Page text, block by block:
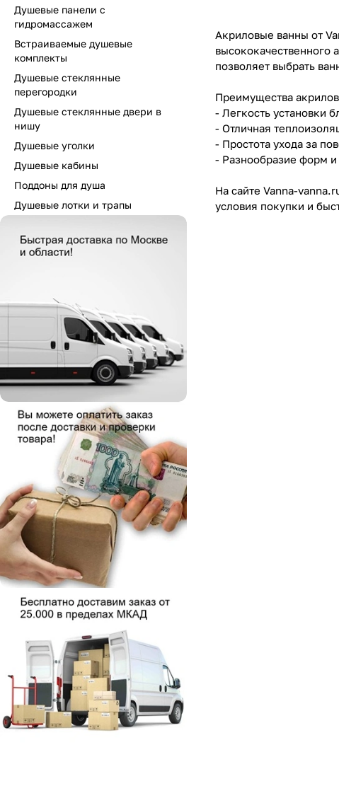
Акриловые ванны от
высококачественного
позволяет выбрать
Преимущества
- Легкость установки
- Отличная
- Простота ухода за
- Разнообразие форм
На сайте Vanna-
условия покупки и
Душевые панели с
гидромассажем
Встраиваемые душевые
комплекты
Душевые стеклянные
перегородки
Душевые стеклянные двери в
нишу
Душевые уголки
Душевые кабины
Поддоны для душа
Душевые лотки и трапы